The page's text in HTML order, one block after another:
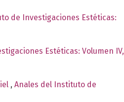
de Investigaciones Estéticas:
Estéticas: Volumen IV,
, Anales del Instituto de